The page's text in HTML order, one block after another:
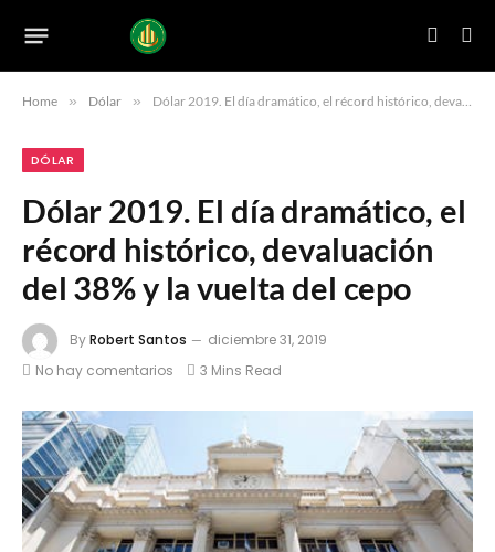
Home » Dólar » Dólar 2019. El día dramático, el récord histórico, devaluación del 38% y la vuelta del cepo
DÓLAR
Dólar 2019. El día dramático, el
récord histórico, devaluación
del 38% y la vuelta del cepo
ByRobert Santos
diciembre 31, 2019
No hay comentarios
3 Mins Read